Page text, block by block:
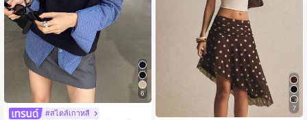
6
#สไตล์เกาหลี
7